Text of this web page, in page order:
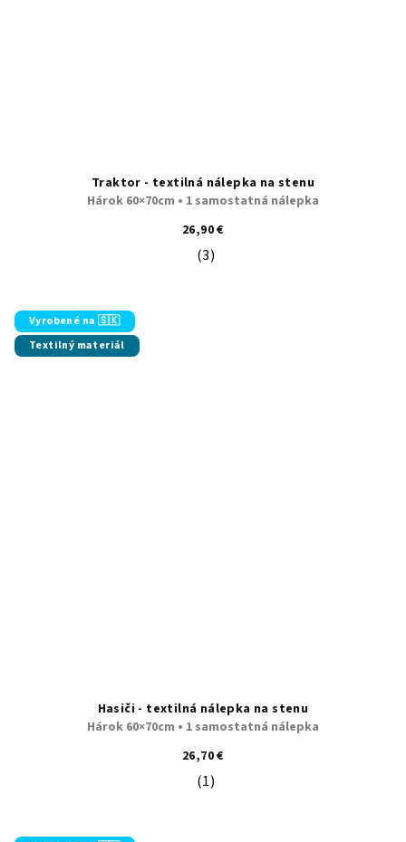
Traktor - textilná nálepka na stenu
Hárok 60×70cm • 1 samostatná nálepka
26,90 €
Priemerné hodnotenie produktu
(3)
Vyrobené na 🇸🇰
Textilný materiál
Hasiči - textilná nálepka na stenu
Hárok 60×70cm • 1 samostatná nálepka
26,70 €
Priemerné hodnotenie produktu
(1)